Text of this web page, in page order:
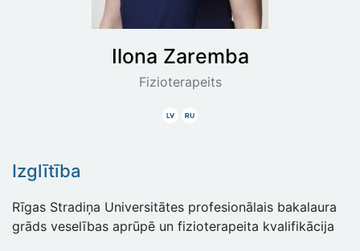
Ilona Zaremba
Fizioterapeits
LatviskiKrieviski
Izglītība
Rīgas Stradiņa Universitātes profesionālais bakalaura
grāds veselības aprūpē un fizioterapeita kvalifikācija